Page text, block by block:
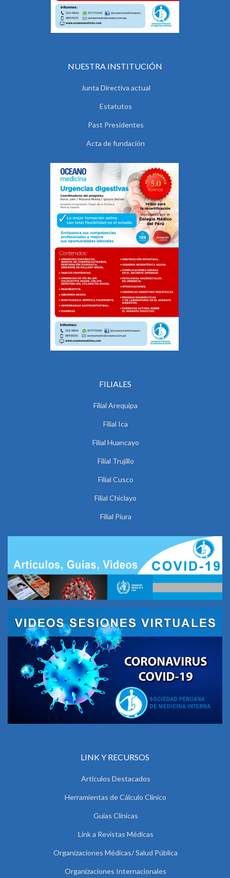
NUESTRA INSTITUCIÓN
Junta Directiva actual
Estatutos
Past Presidentes
Acta de fundación
FILIALES
Filial Arequipa
Filial Ica
Filial Huancayo
Filial Trujillo
Filial Cusco
Filial Chiclayo
Filial Piura
LINK Y RECURSOS
Artículos Destacados
Herramientas de Cálculo Clínico
Guías Clínicas
Link a Revistas Médicas
Organizaciones Médicas/ Salud Pública
Organizaciones Internacionales